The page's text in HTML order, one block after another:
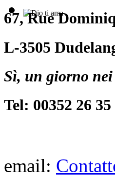
67, Rue
L-3505
Sì, un giorno
Tel: 00352 26 35
email: